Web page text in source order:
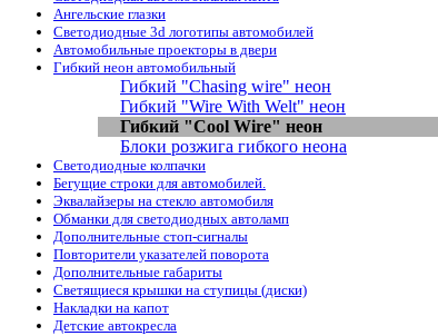
Ангельские глазки
Светодиодные 3d логотипы автомобилей
Автомобильные проекторы в двери
Гибкий неон автомобильный
Гибкий "Chasing wire" неон
Гибкий "Wire With Welt" неон
Гибкий "Cool Wire" неон
Блоки розжига гибкого неона
Светодиодные колпачки
Бегущие строки для автомобилей.
Эквалайзеры на стекло автомобиля
Обманки для светодиодных автоламп
Дополнительные стоп-сигналы
Повторители указателей поворота
Дополнительные габариты
Светящиеся крышки на ступицы (диски)
Накладки на капот
Детские автокресла